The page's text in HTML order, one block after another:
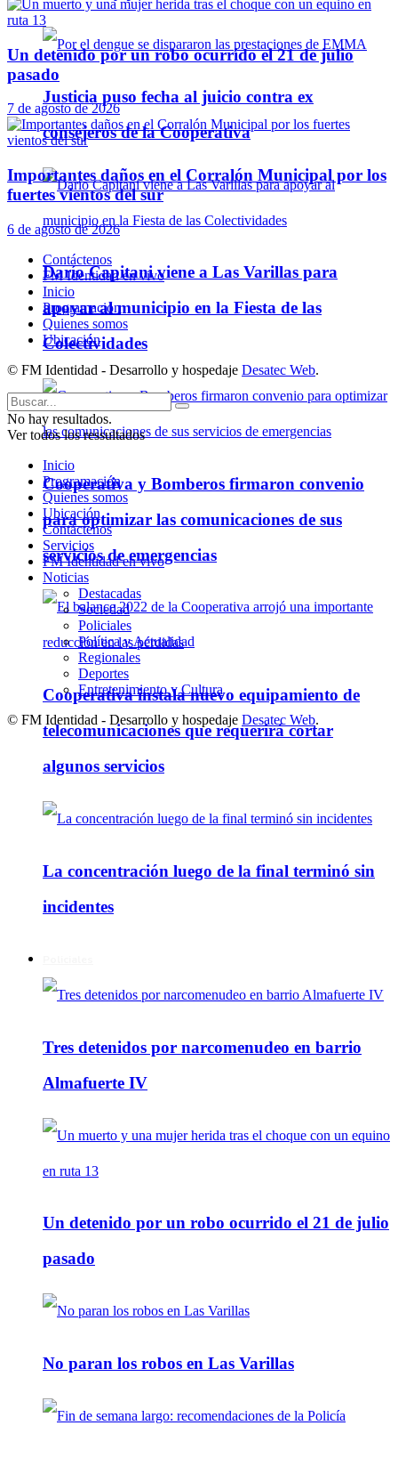
Justicia puso fecha al juicio contra ex
consejeros de la Cooperativa
Darío Capitani viene a Las Varillas para
apoyar al municipio en la Fiesta de las
Colectividades
Cooperativa y Bomberos firmaron convenio
para optimizar las comunicaciones de sus
servicios de emergencias
Cooperativa instala nuevo equipamiento de
telecomunicaciones que requerirá cortar
algunos servicios
La concentración luego de la final terminó sin
incidentes
Tres detenidos por narcomenudeo en barrio
Almafuerte IV
Un detenido por un robo ocurrido el 21 de julio
pasado
No paran los robos en Las Varillas
Un detenido por un robo ocurrido el 21 de julio
pasado
7 de agosto de 2026
Importantes daños en el Corralón Municipal por los
fuertes vientos del sur
6 de agosto de 2026
Contáctenos
FM Identidad en vivo
Inicio
Programación
Quienes somos
Ubicación
© FM Identidad - Desarrollo y hospedaje Desatec Web.
No hay resultados.
Ver todos los ressultados
Inicio
Programación
Quienes somos
Ubicación
Contáctenos
Servicios
FM Identidad en vivo
Noticias
Destacadas
Sociedad
Policiales
Política y Actualidad
Regionales
Deportes
Entretenimiento y Cultura
© FM Identidad - Desarrollo y hospedaje Desatec Web.